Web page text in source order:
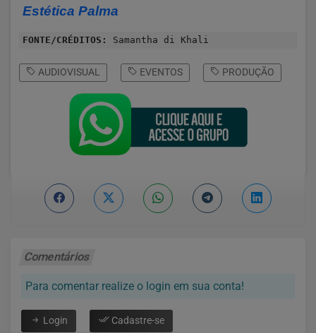
Estética Palma
FONTE/CRÉDITOS: Samantha di Khali
AUDIOVISUAL EVENTOS PRODUÇÃO
Comentários
Para comentar realize o login em sua conta!
Login Cadastre-se